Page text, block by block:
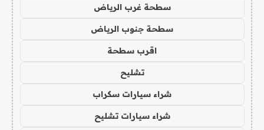
سطحة غرب الرياض
سطحة جنوب الرياض
اقرب سطحة
تشليح
شراء سيارات سكراب
شراء سيارات تشليح